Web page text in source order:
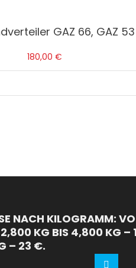
GAZ 66, GAZ
180,00 €
NACH KILOGRAMM:
KG BIS 4,800 KG –
– 23 €.